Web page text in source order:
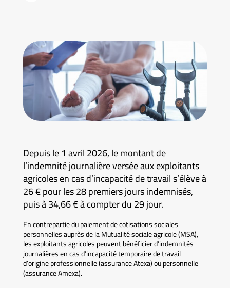
Depuis le 1 avril 2026, le montant de
l’indemnité journalière versée aux exploitants
agricoles en cas d’incapacité de travail s’élève à
26 € pour les 28 premiers jours indemnisés,
puis à 34,66 € à compter du 29 jour.
En contrepartie du paiement de cotisations sociales
personnelles auprès de la Mutualité sociale agricole (MSA),
les exploitants agricoles peuvent bénéficier d’indemnités
journalières en cas d’incapacité temporaire de travail
d’origine professionnelle (assurance Atexa) ou personnelle
(assurance Amexa).